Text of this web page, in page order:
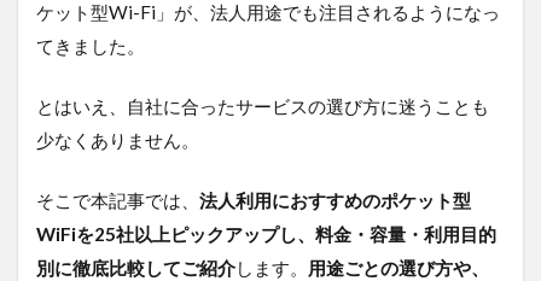
ケット型Wi-Fi」が、法人用途でも注目されるようになっ
てきました。
とはいえ、自社に合ったサービスの選び方に迷うことも
少なくありません。
そこで本記事では、 法人利用におすすめのポケット型
WiFiを25社以上ピックアップし、料金・容量・利用目的
別に徹底比較してご紹介します。
用途ごとの選び方や、